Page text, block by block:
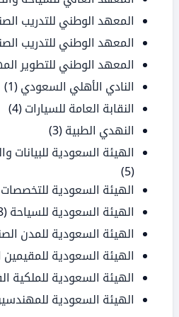
المعهد الوطني للتدريب
المعهد الوطني للتدريب
المعهد الوطني للتطوير
النادي الأهلي السعودي (1)
النقابة العامة للسيارات (4)
النهدي الطبية (3)
الهيئة السعودية للبيانات
(5)
الهيئة السعودية
الهيئة السعودية للسياحة (8)
الهيئة السعودية للمدن
الهيئة السعودية
الهيئة السعودية للملكية
الهيئة السعودية